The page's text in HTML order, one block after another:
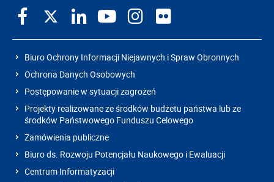
Biuro Ochrony Informacji Niejawnych i Spraw Obronnych
Ochrona Danych Osobowych
Postępowanie w sytuacji zagrożeń
Projekty realizowane ze środków budżetu państwa lub ze
środków Państwowego Funduszu Celowego
Zamówienia publiczne
Biuro ds. Rozwoju Potencjału Naukowego i Ewaluacji
Centrum Informatyzacji